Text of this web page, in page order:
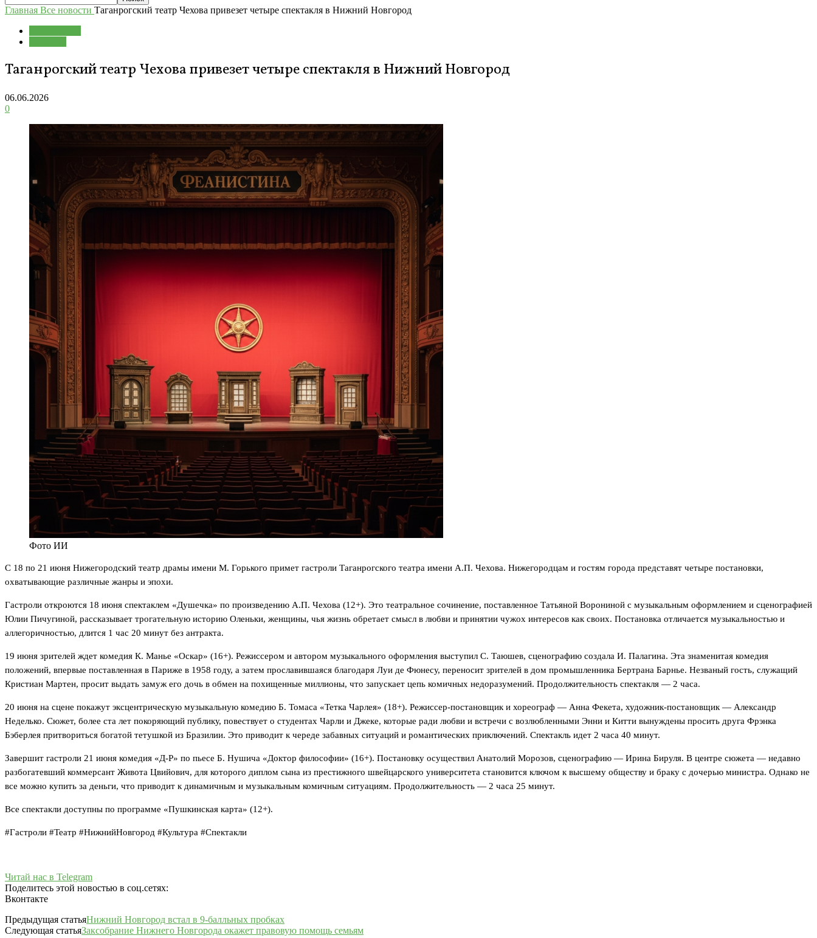
Главная Все новости Таганрогский театр Чехова привезет четыре спектакля в Нижний Новгород
Таганрогский театр Чехова привезет четыре спектакля в Нижний Новгород
06.06.2026
0
Фото ИИ
С 18 по 21 июня Нижегородский театр драмы имени М. Горького примет гастроли Таганрогского театра имени А.П. Чехова. Нижегородцам и гостям города представят четыре постановки,
охватывающие различные жанры и эпохи.
Гастроли откроются 18 июня спектаклем «Душечка» по произведению А.П. Чехова (12+). Это театральное сочинение, поставленное Татьяной Ворониной с музыкальным оформлением и сценографией
Юлии Пичугиной, рассказывает трогательную историю Оленьки, женщины, чья жизнь обретает смысл в любви и принятии чужох интересов как своих. Постановка отличается музыкальностью и
аллегоричностью, длится 1 час 20 минут без антракта.
19 июня зрителей ждет комедия К. Манье «Оскар» (16+). Режиссером и автором музыкального оформления выступил С. Таюшев, сценографию создала И. Палагина. Эта знаменитая комедия
положений, впервые поставленная в Париже в 1958 году, а затем прославившаяся благодаря Луи де Фюнесу, переносит зрителей в дом промышленника Бертрана Барнье. Незваный гость, служащий
Кристиан Мартен, просит выдать замуж его дочь в обмен на похищенные миллионы, что запускает цепь комичных недоразумений. Продолжительность спектакля — 2 часа.
20 июня на сцене покажут эксцентрическую музыкальную комедию Б. Томаса «Тетка Чарлея» (18+). Режиссер-постановщик и хореограф — Анна Фекета, художник-постановщик — Александр
Неделько. Сюжет, более ста лет покоряющий публику, повествует о студентах Чарли и Джеке, которые ради любви и встречи с возлюбленными Энни и Китти вынуждены просить друга Фрэнка
Бэберлея притвориться богатой тетушкой из Бразилии. Это приводит к череде забавных ситуаций и романтических приключений. Спектакль идет 2 часа 40 минут.
Завершит гастроли 21 июня комедия «Д-Р» по пьесе Б. Нушича «Доктор философии» (16+). Постановку осуществил Анатолий Морозов, сценографию — Ирина Бируля. В центре сюжета — недавно
разбогатевший коммерсант Живота Цвийович, для которого диплом сына из престижного швейцарского университета становится ключом к высшему обществу и браку с дочерью министра. Однако не
все можно купить за деньги, что приводит к динамичным и музыкальным комичным ситуациям. Продолжительность — 2 часа 25 минут.
Все спектакли доступны по программе «Пушкинская карта» (12+).
#Гастроли #Театр #НижнийНовгород #Культура #Спектакли
Читай нас в Telegram
Поделитесь этой новостью в соц.сетях:
Вконтакте
Предыдущая статьяНижний Новгород встал в 9-балльных пробках
Следующая статьяЗаксобрание Нижнего Новгорода окажет правовую помощь семьям